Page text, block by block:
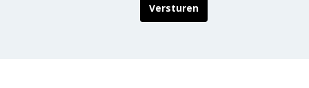
Versturen